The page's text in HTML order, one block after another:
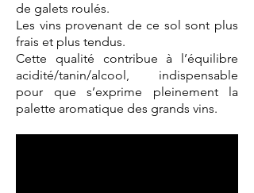
de galets roulés.
Les vins provenant de ce sol sont plus
frais et plus tendus.
Cette qualité contribue à l’équilibre
acidité/tanin/alcool, indispensable
pour que s’exprime pleinement la
palette aromatique des grands vins.